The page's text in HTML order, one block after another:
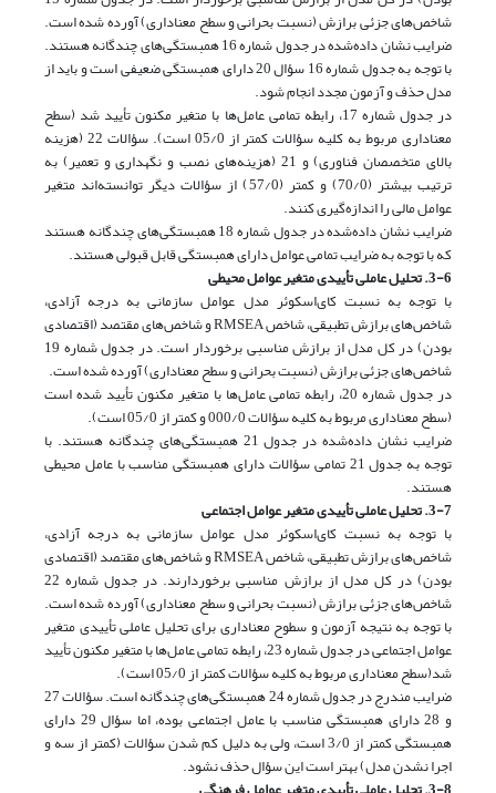
شاخص‌های جزئی برازش (نسبت بحرانی و سطح معناداری) آورده شده است.
ضرایب نشان داده‌شده در جدول شماره 16 همبستگی‌های چندگانه هستند.
با توجه به جدول شماره 16 سؤال 20 دارای همبستگی ضعیفی است و باید از
مدل حذف و آزمون مجدد انجام شود.
در جدول شماره 17، رابطه تمامی عامل‌ها با متغیر مکنون تأیید شد (سطح
معناداری مربوط به کلیه سؤالات کمتر از 05/0 است). سؤالات 22 (هزینه
بالای متخصصان فناوری) و 21 (هزینه‌های نصب و نگهداری و تعمیر) به
ترتیب بیشتر (70/0) و کمتر (57/0) از سؤالات دیگر توانسته‌اند متغیر
عوامل مالی را اندازه‌گیری کنند.
ضرایب نشان داده‌شده در جدول شماره 18 همبستگی‌های چندگانه هستند
که با توجه به ضرایب تمامی عوامل دارای همبستگی قابل قبولی هستند.
3-6. تحلیل عاملی تأییدی متغیر عوامل محیطی
با توجه به نسبت کای‌اسکوئر مدل عوامل سازمانی به درجه آزادی،
شاخص‌های برازش تطبیقی، شاخص RMSEA و شاخص‌های مقتصد (اقتصادی
بودن) در کل مدل از برازش مناسبی برخوردار است. در جدول شماره 19
شاخص‌های جزئی برازش (نسبت بحرانی و سطح معناداری) آورده شده است.
در جدول شماره 20، رابطه تمامی عامل‌ها با متغیر مکنون تأیید شده است
(سطح معناداری مربوط به کلیه سؤالات 000/0 و کمتر از 05/0 است).
ضرایب نشان داده‌شده در جدول 21 همبستگی‌های چندگانه هستند. با
توجه به جدول 21 تمامی سؤالات دارای همبستگی مناسب با عامل محیطی
هستند.
3-7. تحلیل عاملی تأییدی متغیر عوامل اجتماعی
با توجه به نسبت کای‌اسکوئر مدل عوامل سازمانی به درجه آزادی،
شاخص‌های برازش تطبیقی، شاخص RMSEA و شاخص‌های مقتصد (اقتصادی
بودن) در کل مدل از برازش مناسبی برخوردارند. در جدول شماره 22
شاخص‌های جزئی برازش (نسبت بحرانی و سطح معناداری) آورده شده است.
با توجه به نتیجه آزمون و سطوح معناداری برای تحلیل عاملی تأییدی متغیر
عوامل اجتماعی در جدول شماره 23، رابطه تمامی عامل‌ها با متغیر مکنون تأیید
شد(سطح معناداری مربوط به کلیه سؤالات کمتر از 05/0 است).
ضرایب مندرج در جدول شماره 24 همبستگی‌های چندگانه است. سؤالات 27
و 28 دارای همبستگی مناسب با عامل اجتماعی بوده، اما سؤال 29 دارای
همبستگی کمتر از 3/0 است، ولی به دلیل کم شدن سؤالات (کمتر از سه و
اجرا نشدن مدل) بهتر است این سؤال حذف نشود.